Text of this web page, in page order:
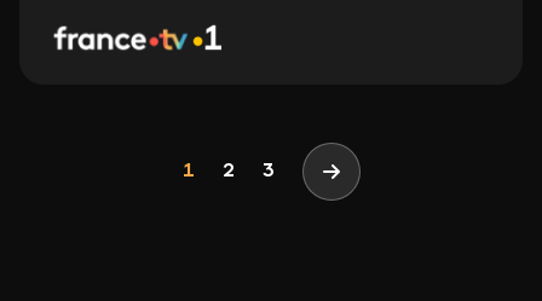
Page
1 Page
2 Page
3 Page suivante